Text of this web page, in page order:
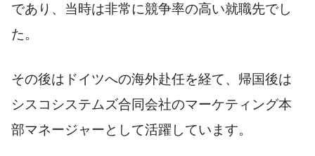
であり、当時は非常に競争率の高い就職先でし
た。
その後はドイツへの海外赴任を経て、帰国後は
シスコシステムズ合同会社のマーケティング本
部マネージャーとして活躍しています。